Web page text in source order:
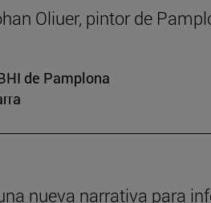
Oliuer, pintor de
de Pamplona
nueva narrativa para